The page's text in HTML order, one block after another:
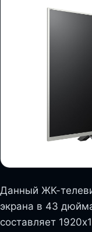
Данный ЖК-
экрана в 43
составляет